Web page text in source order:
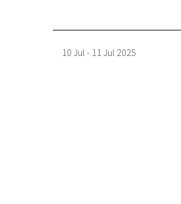
10 Jul - 11 Jul 2025